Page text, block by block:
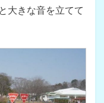
大きな音を立てて